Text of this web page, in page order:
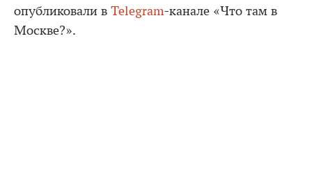
опубликовали в Telegram-канале «Что там в
Москве?».